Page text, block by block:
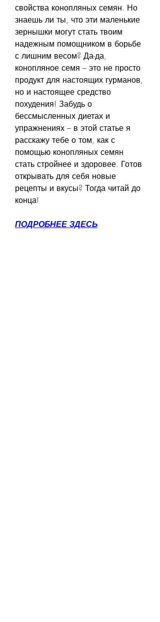
свойства конопляных семян. Но
знаешь ли ты, что эти маленькие
зернышки могут стать твоим
надежным помощником в борьбе
с лишним весом? Да-да,
конопляное семя – это не просто
продукт для настоящих гурманов,
но и настоящее средство
похудения! Забудь о
бессмысленных диетах и
упражнениях – в этой статье я
расскажу тебе о том, как с
помощью конопляных семян
стать стройнее и здоровее. Готов
открывать для себя новые
рецепты и вкусы? Тогда читай до
конца!
ПОДРОБНЕЕ ЗДЕСЬ